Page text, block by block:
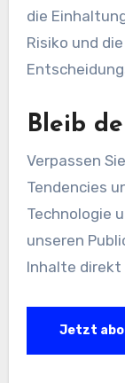
die
Risiko und
Bleib
Verpassen Sie nicht die neuesten Erkenntnisse,
Tendencies
Technologie
unseren
Inhalte direkt
Jetzt